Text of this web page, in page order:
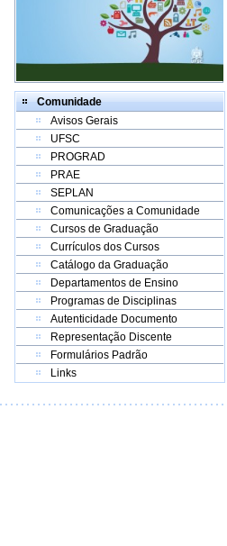
Comunidade
Avisos Gerais
UFSC
PROGRAD
PRAE
SEPLAN
Comunicações a Comunidade
Cursos de Graduação
Currículos dos Cursos
Catálogo da Graduação
Departamentos de Ensino
Programas de Disciplinas
Autenticidade Documento
Representação Discente
Formulários Padrão
Links